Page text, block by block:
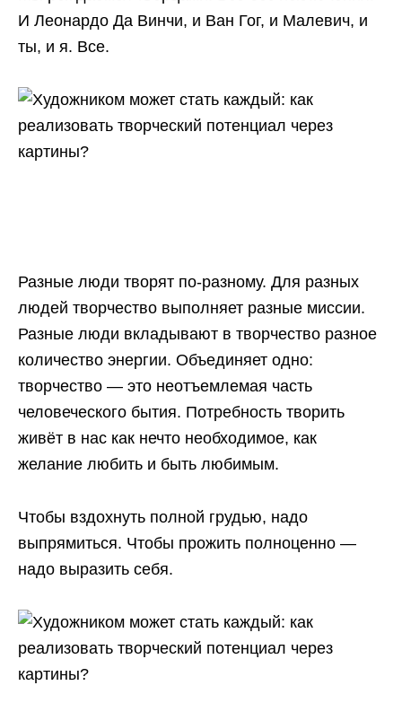
И Леонардо Да Винчи, и Ван Гог, и Малевич, и
ты, и я. Все.
Разные люди творят по-разному. Для разных
людей творчество выполняет разные миссии.
Разные люди вкладывают в творчество разное
количество энергии. Объединяет одно:
творчество — это неотъемлемая часть
человеческого бытия. Потребность творить
живёт в нас как нечто необходимое, как
желание любить и быть любимым.
Чтобы вздохнуть полной грудью, надо
выпрямиться. Чтобы прожить полноценно —
надо выразить себя.